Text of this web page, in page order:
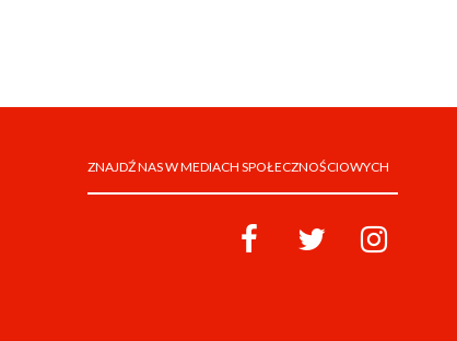
ZNAJDŹ NAS W MEDIACH SPOŁECZNOŚCIOWYCH